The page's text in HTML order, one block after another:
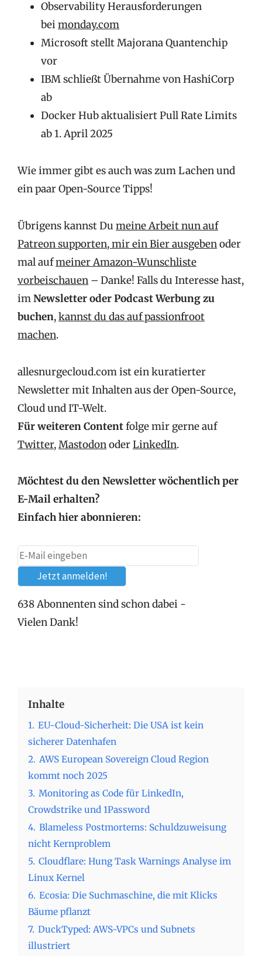
Observability Herausforderungen
bei monday.com
Microsoft stellt Majorana Quantenchip
vor
IBM schließt Übernahme von HashiCorp
ab
Docker Hub aktualisiert Pull Rate Limits
ab 1. April 2025
Wie immer gibt es auch was zum Lachen und
ein paar Open-Source Tipps!
Übrigens kannst Du meine Arbeit nun auf
Patreon supporten,mir ein Bier ausgebenoder
mal aufmeiner Amazon-Wunschliste
vorbeischauen – Danke! Falls du Interesse hast,
imNewsletter oder Podcast Werbung zu
buchen,kannst du das auf passionfroot
machen.
allesnurgecloud.com ist ein kuratierter
Newsletter mit Inhalten aus der Open-Source,
Cloud und IT-Welt.
Für weiteren Contentfolge mir gerne auf
Twitter,MastodonoderLinkedIn.
Möchtest du den Newsletter wöchentlich per
E-Mail erhalten?
Einfach hier abonnieren:
638 Abonnenten sind schon dabei -
Vielen Dank!
Inhalte
1. EU-Cloud-Sicherheit: Die USA ist kein
sicherer Datenhafen
2. AWS European Sovereign Cloud Region
kommt noch 2025
3. Monitoring as Code für LinkedIn,
Crowdstrike und 1Password
4. Blameless Postmortems: Schuldzuweisung
nicht Kernproblem
5. Cloudflare: Hung Task Warnings Analyse im
Linux Kernel
6. Ecosia: Die Suchmaschine, die mit Klicks
Bäume pflanzt
7. DuckTyped: AWS-VPCs und Subnets
illustriert